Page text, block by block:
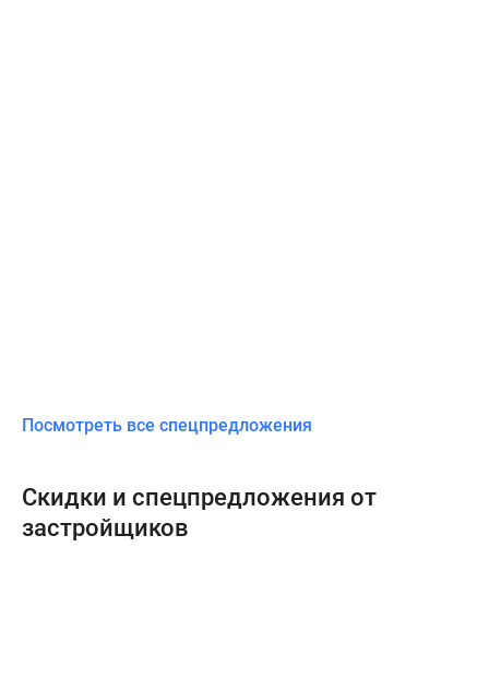
Посмотреть все спецпредложения
Скидки и спецпредложения от
застройщиков